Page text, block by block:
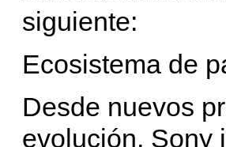
siguiente:
Ecosistema de
Desde nuevos
evolución, Sony